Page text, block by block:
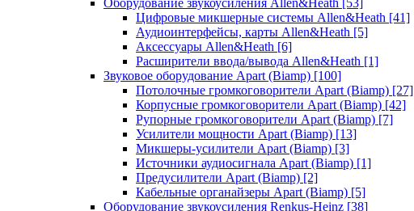
Оборудование звукоусиления Allen&Heath [53]
Цифровые микшерные системы Allen&Heath [41]
Аудиоинтерфейсы, карты Allen&Heath [5]
Аксессуары Allen&Heath [6]
Расширители ввода/вывода Allen&Heath [1]
Звуковое оборудование Apart (Biamp) [100]
Потолочные громкоговорители Apart (Biamp) [27]
Корпусные громкоговорители Apart (Biamp) [42]
Рупорные громкоговорители Apart (Biamp) [7]
Усилители мощности Apart (Biamp) [13]
Микшеры-усилители Apart (Biamp) [3]
Источники аудиосигнала Apart (Biamp) [1]
Предусилители Apart (Biamp) [2]
Кабельные органайзеры Apart (Biamp) [5]
Оборудование звукоусиления Renkus-Heinz [38]